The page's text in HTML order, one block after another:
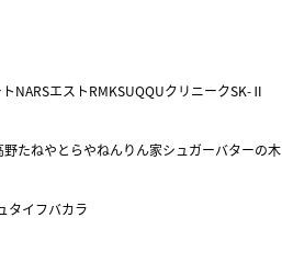
NARSエストRMKSUQQUクリニークSK-Ⅱ
野たねやとらやねんりん家シュガーバターの木
タイフバカラ